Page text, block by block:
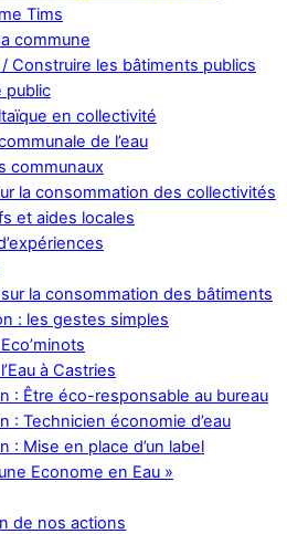
Tims
commune
Construire les bâtiments publics
public
en collectivité
de l’eau
communaux
la consommation des collectivités
et aides locales
la consommation des bâtiments
: les gestes simples
à Castries
: Être éco-responsable au bureau
: Technicien économie d’eau
: Mise en place d’un label
Econome en Eau »
de nos actions